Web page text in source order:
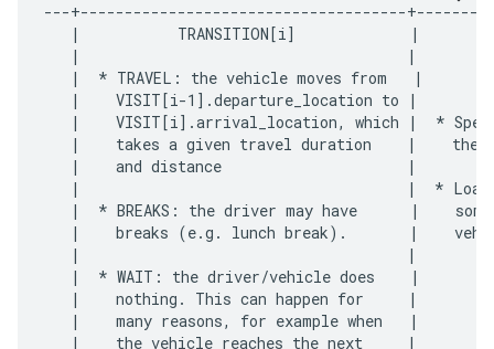
---+-------------------------------------
|           TRANSITION[i]             |
|                                     |
|  * TRAVEL: the vehicle moves from   |
|    VISIT[i-1].departure_location to |
|    VISIT[i].arrival_location, which |  *
|    takes a given travel duration    |    the
|    and distance                     |
|                                     |  *
|  * BREAKS: the driver may have      |
|    breaks (e.g. lunch break).       |
|                                     |
|  * WAIT: the driver/vehicle does    |
|    nothing. This can happen for     |
|    many reasons, for example when   |
|    the vehicle reaches the next     |